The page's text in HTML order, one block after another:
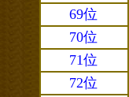
69位
70位
71位
72位